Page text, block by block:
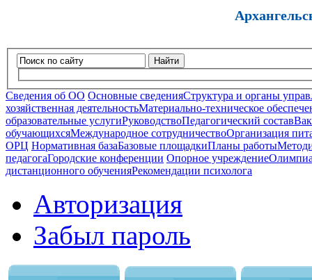
Найти
Сведения об ОО Основные сведенияСтруктура и органы
хозяйственная деятельностьМатериально-техническое
образовательные услугиРуководствоПедагогический состав
обучающихсяМеждународное сотрудничествоОрганизация
ОРЦ Нормативная базаБазовые площадкиПланы работы
педагогаГородские конференции Опорное учреждение
дистанционного обученияРекомендации психолога
Авторизация
Забыл пароль